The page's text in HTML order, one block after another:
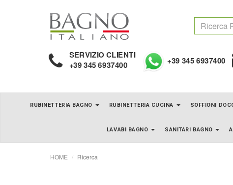
SERVIZIO CLIENTI
+39 345 6937400 +39 345 6937400
RUBINETTERIA BAGNO RUBINETTERIA CUCINA SOFFIONI
LAVABI BAGNO SANITARI BAGNO
HOME Ricerca